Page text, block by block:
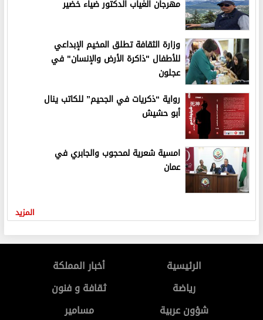
مهرجان الغياب الدكتور ضياء خضير
وزارة الثقافة تطلق المخيم الإبداعي
للأطفال "ذاكرة الأرض والإنسان" في
عجلون
رواية “ذكريات في الجحيم” للكاتب ينال
أبو حشيش
امسية شعرية لمحجوب والجابري في
عمان
المزيد
الرئيسية
أخبار المملكة
رياضة
ثقافة و فنون
شؤون عربية
مسامير